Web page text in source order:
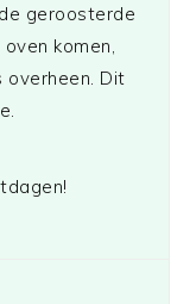
geroosterde
komen,
Dit